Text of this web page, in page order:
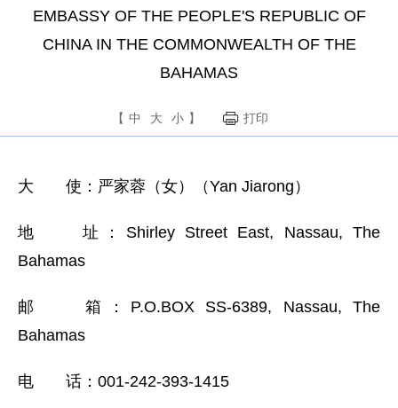
EMBASSY OF THE PEOPLE'S REPUBLIC OF
CHINA IN THE COMMONWEALTH OF THE
BAHAMAS
【 中 大 小 】 打印
大 使：严家蓉（女）（Yan Jiarong）
地 址：Shirley Street East, Nassau, The
Bahamas
邮 箱：P.O.BOX SS-6389, Nassau, The
Bahamas
电 话：001-242-393-1415